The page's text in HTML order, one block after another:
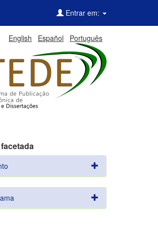
Entrar em:
English Español Português